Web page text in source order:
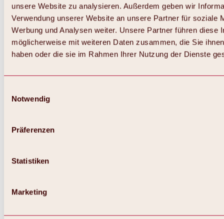
unsere Website zu analysieren. Außerdem geben wir
Verwendung unserer Website an unsere Partner für soziale
Werbung und Analysen weiter. Unsere Partner führen diese
möglicherweise mit weiteren Daten zusammen, die Sie
haben oder die sie im Rahmen Ihrer Nutzung der Dienste
Notwendig
Präferenzen
Statistiken
Marketing